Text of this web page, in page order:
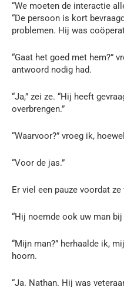
“We moeten de interactie
“De persoon is kort
problemen. Hij was
“Gaat het goed met hem?”
antwoord nodig had.
“Ja,” zei ze. “Hij heeft
overbrengen.”
“Waarvoor?” vroeg ik,
“Voor de jas.”
Er viel een pauze voordat ze
“Hij noemde ook uw man bij
“Mijn man?” herhaalde ik,
hoorn.
“Ja. Nathan. Hij was